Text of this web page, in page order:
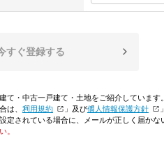
すぐ登録する
て・中古一戸建て・土地をご紹介しています。
は、「利用規約 」及び「個人情報保護方針
定されている場合に、メールが正しく届かな
。